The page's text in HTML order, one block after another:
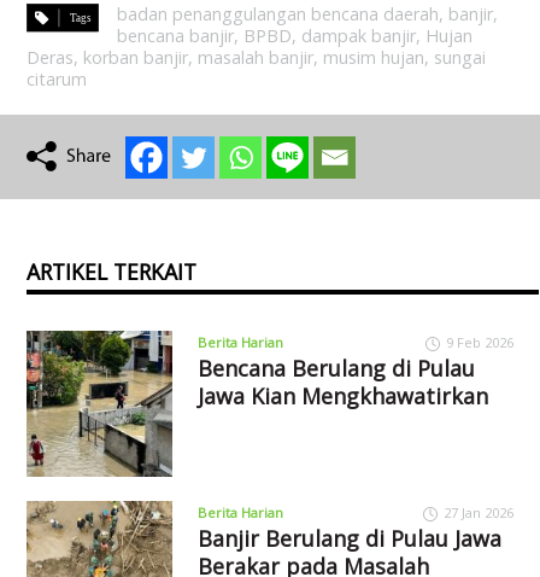
badan penanggulangan bencana daerah, banjir,
bencana banjir, BPBD, dampak banjir, Hujan
Deras, korban banjir, masalah banjir, musim hujan, sungai
citarum
ARTIKEL TERKAIT
Berita Harian 9 Feb 2026
Bencana Berulang di Pulau
Jawa Kian Mengkhawatirkan
Berita Harian 27 Jan 2026
Banjir Berulang di Pulau Jawa
Berakar pada Masalah